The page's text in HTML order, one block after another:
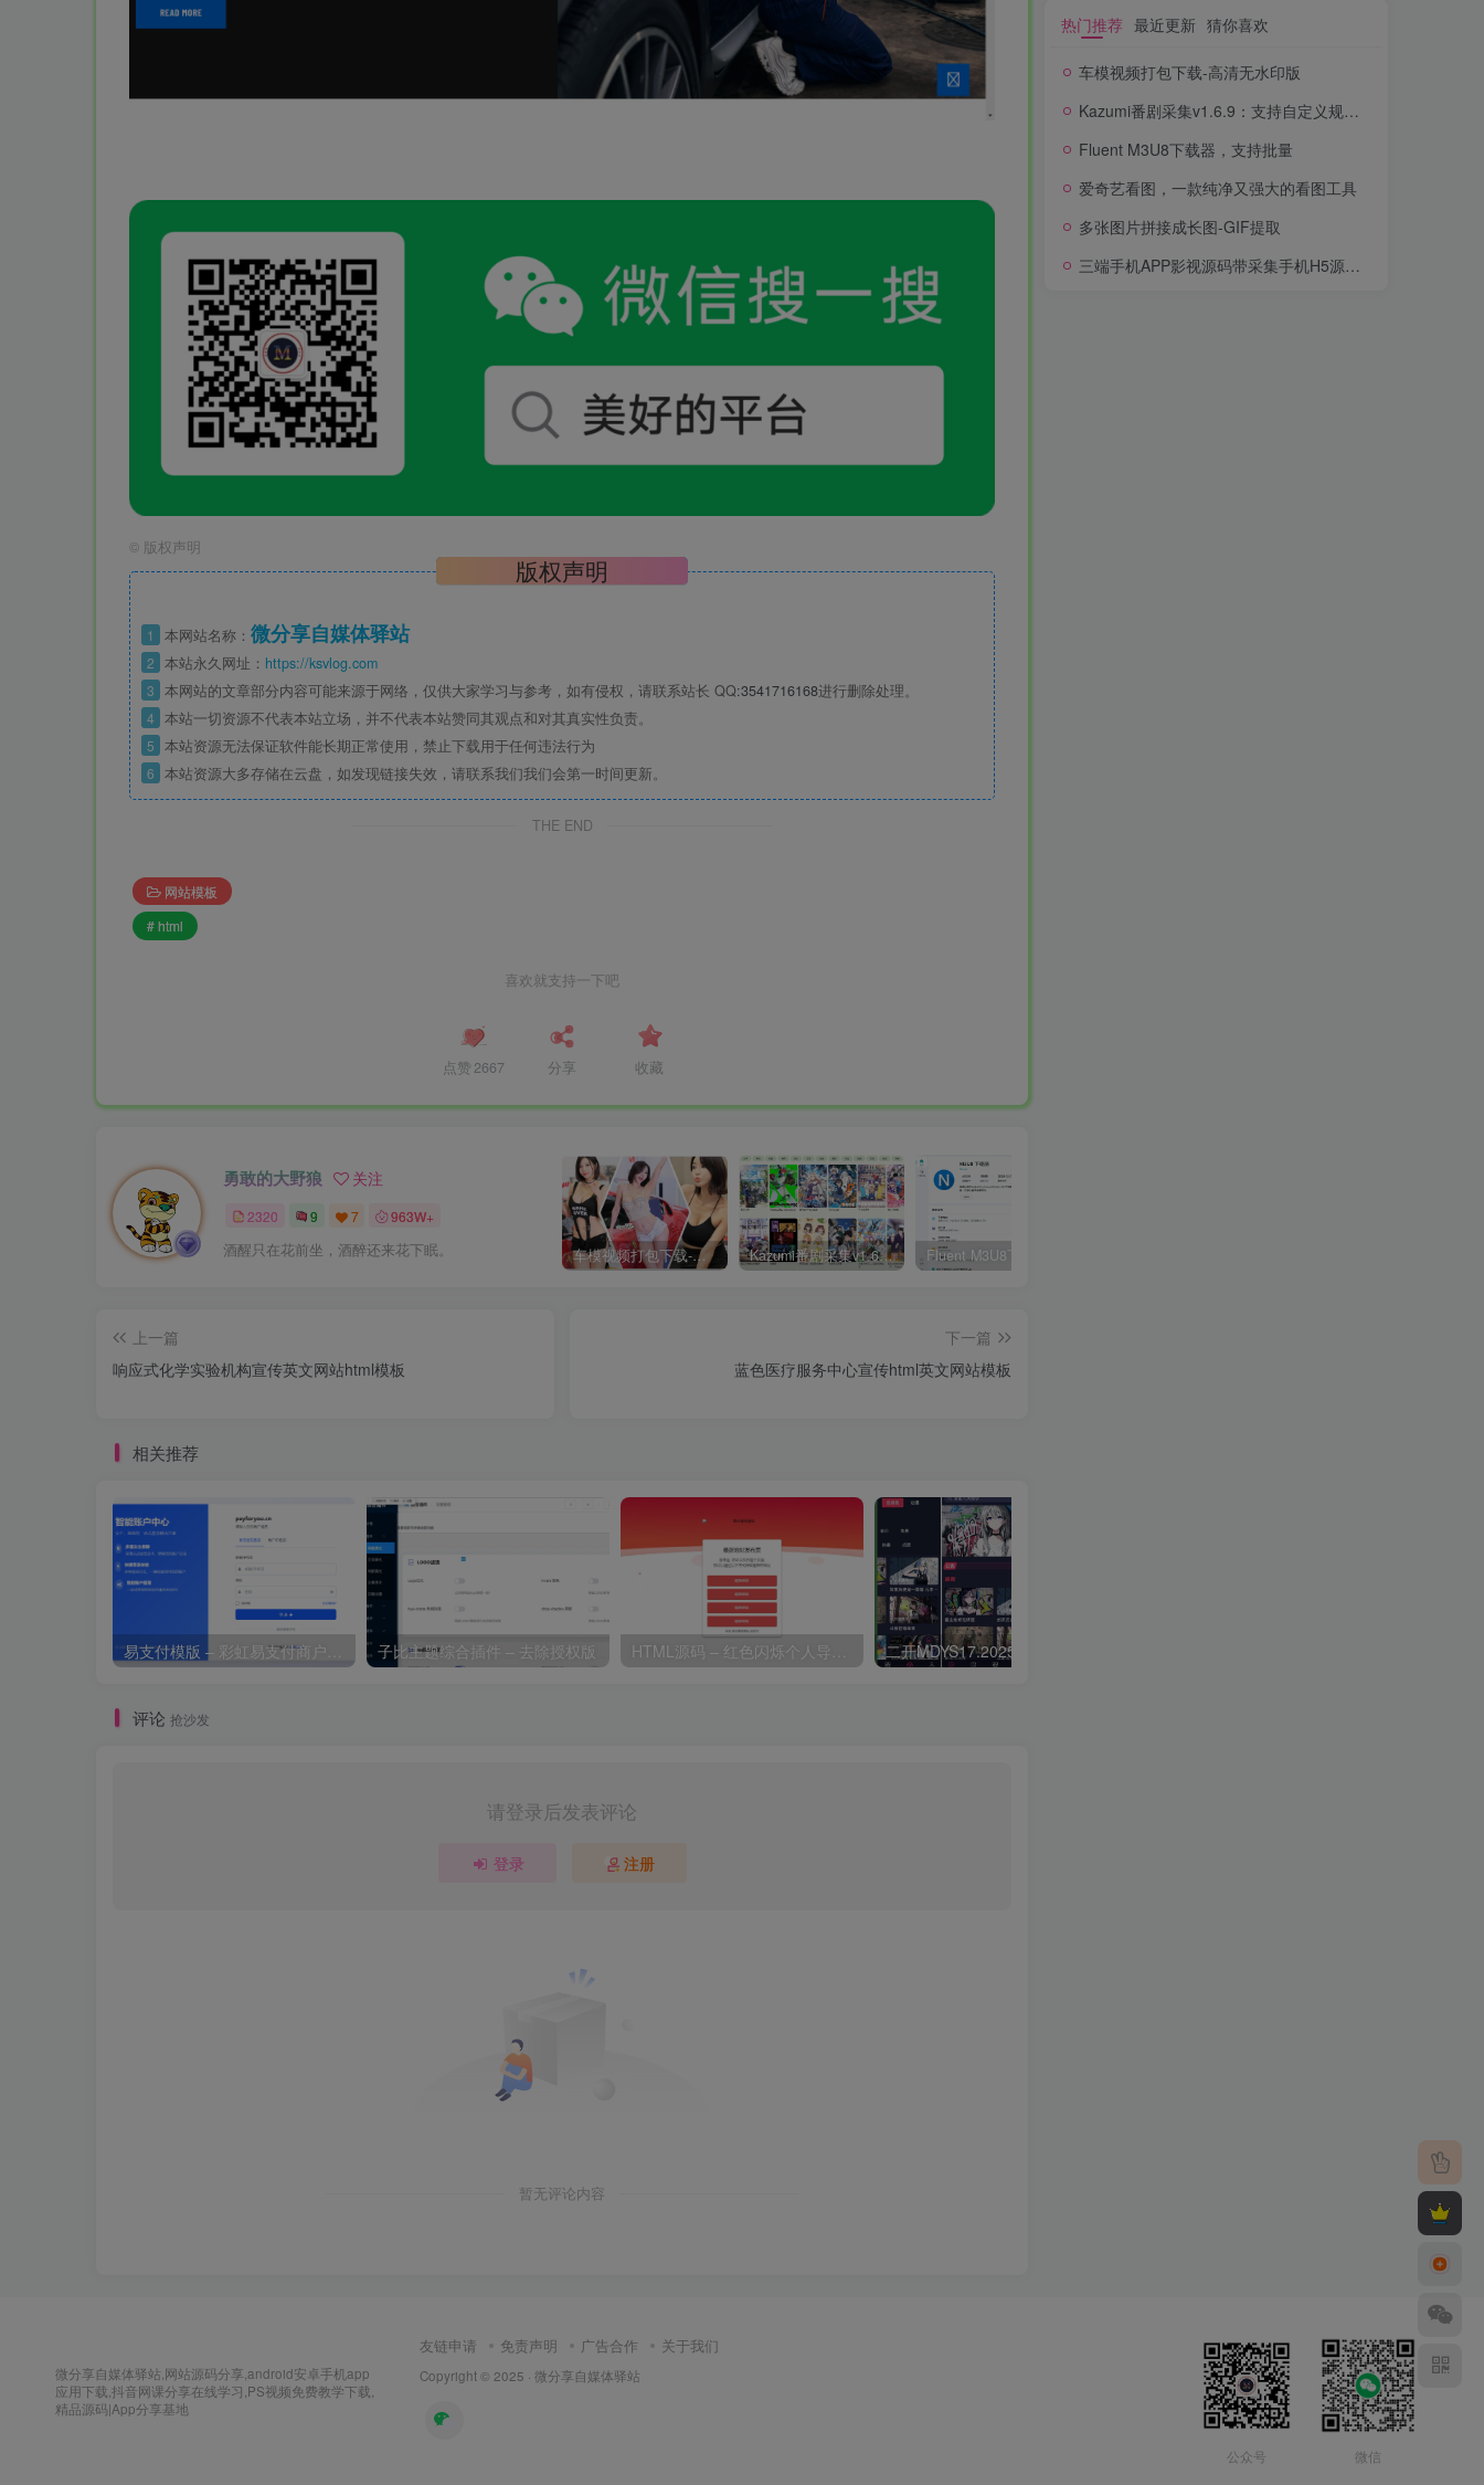
© 版权声明
版权声明
1 本网站名称： 微分享自媒体驿站
2 本站永久网址： https://ksvlog.com
3 本网站的文章部分内容可能来源于网络，仅供大家学习与参考，如有侵权，请联系站长 QQ:3541716168进行删除处理。
4 本站一切资源不代表本站立场，并不代表本站赞同其观点和对其真实性负责。
5 本站资源无法保证软件能长期正常使用，禁止下载用于任何违法行为
6 本站资源大多存储在云盘，如发现链接失效，请联系我们我们会第一时间更新。
THE END
网站模板
# html
喜欢就支持一下吧
点赞 2667 分享 收藏
勇敢的大野狼 关注
2320 9 7 963W+
酒醒只在花前坐，酒醉还来花下眠。 车模视频打包下载-高清无水印版 Kazumi番剧采集v1.6.9：支持自定义规则+在线观看+弹幕，跨平台下载
上一篇
响应式化学实验机构宣传英文网站html模板
下一篇
蓝色医疗服务中心宣传html英文网站模板
相关推荐
易支付模版 – 彩虹易支付商户登录页模板 子比主题综合插件 – 去除授权版 HTML源码 – 红色闪烁个人导航源码
评论 抢沙发
请登录后发表评论
登录 注册
暂无评论内容
热门推荐 最近更新 猜你喜欢
车模视频打包下载-高清无水印版
Kazumi番剧采集v1.6.9：支持自定义规则+在线观看+弹幕，跨平台下载
Fluent M3U8下载器，支持批量
爱奇艺看图，一款纯净又强大的看图工具
多张图片拼接成长图-GIF提取
三端手机APP影视源码带采集手机H5源码带VIP卡密功能
微分享自媒体驿站,网站源码分享,android安卓手机app
应用下载,抖音网课分享在线学习,PS视频免费教学下载,
精品源码|App分享基地
友链申请 免责声明 广告合作 关于我们
Copyright © 2025 · 微分享自媒体驿站
公众号 微信